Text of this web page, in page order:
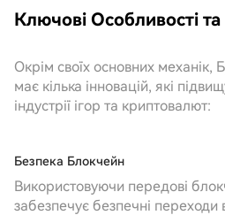
Ключові Особливості та
Окрім своїх основних механік,
має кілька інновацій, які
індустрії ігор та криптовалют:
Безпека Блокчейн
Використовуючи передові
забезпечує безпечні переходи